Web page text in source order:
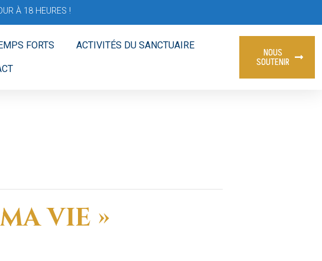
À 18 HEURES !
FORTS ACTIVITÉS DU SANCTUAIRE
NOUS
SOUTENIR
VIE »